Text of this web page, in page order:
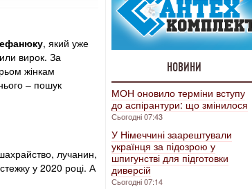
, який уже
вирок. За
жінкам
– пошук
лучанин,
у 2020 році. А
НОВИНИ
МОН оновило терміни вступу
до аспірантури: що змінилося
Сьогодні 07:43
У Німеччині заарештували
українця за підозрою у
шпигунстві для підготовки
диверсій
Сьогодні 07:14